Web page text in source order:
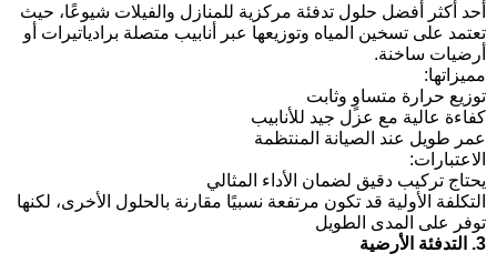
أحد أكثر أفضل حلول تدفئة مركزية للمنازل والفيلات شيوعًا، حيث
تعتمد على تسخين المياه وتوزيعها عبر أنابيب متصلة برادياتيرات أو
أرضيات ساخنة.
مميزاتها:
توزيع حرارة متساوٍ وثابت
كفاءة عالية مع عزل جيد للأنابيب
عمر طويل عند الصيانة المنتظمة
الاعتبارات:
يحتاج تركيب دقيق لضمان الأداء المثالي
التكلفة الأولية قد تكون مرتفعة نسبيًا مقارنة بالحلول الأخرى، لكنها
توفر على المدى الطويل
3. التدفئة الأرضية